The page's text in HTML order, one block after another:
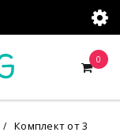
0
/
Комплект от 3